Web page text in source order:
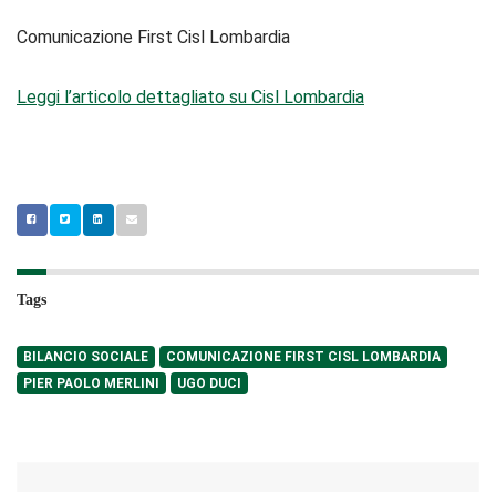
Comunicazione First Cisl Lombardia
Leggi l’articolo dettagliato su Cisl Lombardia
Tags
BILANCIO SOCIALE
COMUNICAZIONE FIRST CISL LOMBARDIA
PIER PAOLO MERLINI
UGO DUCI